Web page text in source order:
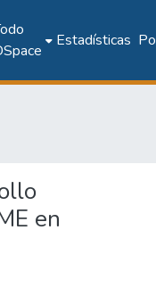
Estadísticas
en